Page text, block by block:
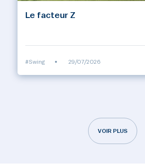
Le facteur Z
#Swing • 29/07/2026
VOIR PLUS